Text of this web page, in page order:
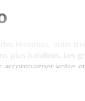
Hommes, vous
plus habillées. Les
votre
imprimés